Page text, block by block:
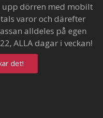
upp dörren med mobilt
varor och därefter
alldeles på egen
ALLA dagar i veckan!
det!